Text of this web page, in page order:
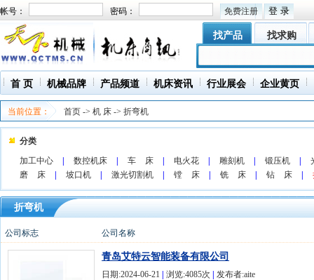
帐号： 密码： 免费注册
找产品 找求购
首 页 机械品牌 产品频道 机床资讯 行业展会 企业黄页
当前位置： 首页 -> 机 床 -> 折弯机
分类
加工中心
数控机床 车 床 电火花 雕刻机 锻压机
磨 床
坡口机 激光切割机 镗 床 铣 床 钻 床
折弯机
公司标志 公司名称
青岛艾特云智能装备有限公司
日期:2024-06-21 浏览:4085次
发布者:aite